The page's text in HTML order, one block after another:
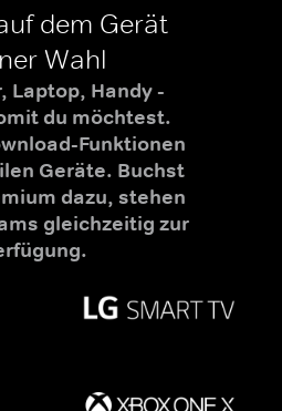
dem Gerät
Wahl
Laptop, Handy -
du möchtest.
Funktionen
Geräte. Buchst
dazu, stehen
gleichzeitig zur